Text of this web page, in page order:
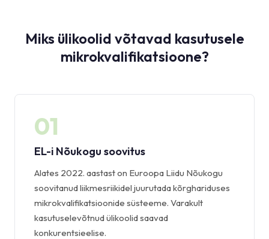
Miks ülikoolid võtavad kasutusele
mikrokvalifikatsioone?
01
EL-i Nõukogu soovitus
Alates 2022. aastast on Euroopa Liidu Nõukogu
soovitanud liikmesriikidel juurutada kõrghariduses
mikrokvalifikatsioonide süsteeme. Varakult
kasutuselevõtnud ülikoolid saavad
konkurentsieelise.